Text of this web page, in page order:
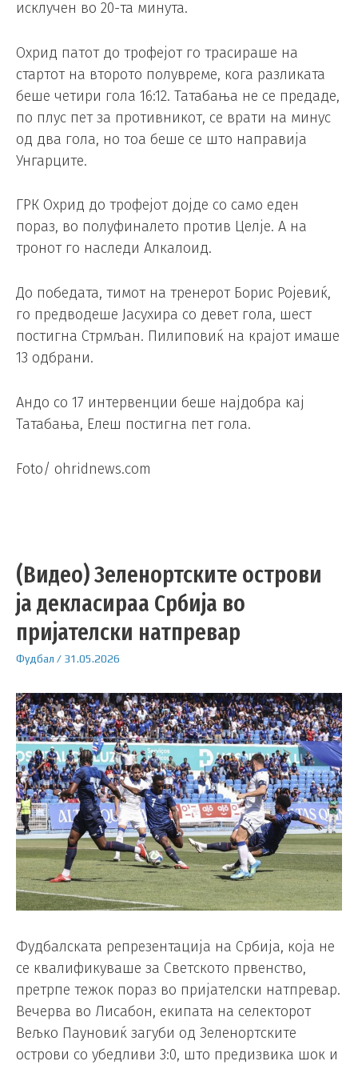
исклучен во 20-та минута.
Охрид патот до трофејот го трасираше на
стартот на второто полувреме, кога разликата
беше четири гола 16:12. Татабања не се предаде,
по плус пет за противникот, се врати на минус
од два гола, но тоа беше се што направија
Унгарците.
ГРК Охрид до трофејот дојде со само еден
пораз, во полуфиналето против Целје. А на
тронот го наследи Алкалоид.
До победата, тимот на тренерот Борис Ројевиќ,
го предводеше Јасухира со девет гола, шест
постигна Стрмљан. Пилиповиќ на крајот имаше
13 одбрани.
Андо со 17 интервенции беше најдобра кај
Татабања, Елеш постигна пет гола.
Foto/ ohridnews.com
(Видео) Зеленортските острови
ја декласираа Србија во
пријателски натпревар
Фудбал / 31.05.2026
Фудбалската репрезентација на Србија, која не
се квалификуваше за Светското првенство,
претрпе тежок пораз во пријателски натпревар.
Вечерва во Лисабон, екипата на селекторот
Вељко Пауновиќ загуби од Зеленортските
острови со убедливи 3:0, што предизвика шок и